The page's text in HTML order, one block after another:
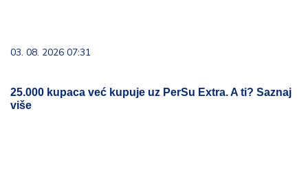
03. 08. 2026 07:31
25.000 kupaca već kupuje uz PerSu Extra. A ti? Saznaj
više